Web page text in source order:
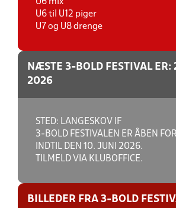
U6 mix
U6 til U12 piger
U7 og U8 drenge
NÆSTE 3-BOLD FESTIVAL ER:
2026
STED: LANGESKOV IF
3-BOLD FESTIVALEN ER ÅBEN
INDTIL DEN 10. JUNI 2026.
TILMELD VIA KLUBOFFICE.
BILLEDER FRA 3-BOLD